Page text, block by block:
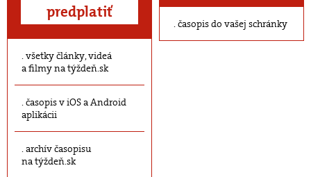
predplatiť
všetky články, videá
a filmy na týždeň.sk
časopis v iOS a Android
aplikácii
archív časopisu
na týždeň.sk
časopis do vašej schránky